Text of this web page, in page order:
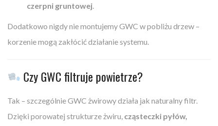
czerpni gruntowej
Dodatkowo nigdy nie montujemy GWC w pobliżu drzew –
korzenie mogą zakłócić działanie systemu.
Czy GWC filtruje powietrze?
Tak – szczególnie GWC żwirowy działa jak naturalny filtr.
Dzięki porowatej strukturze żwiru, cząsteczki pyłów,